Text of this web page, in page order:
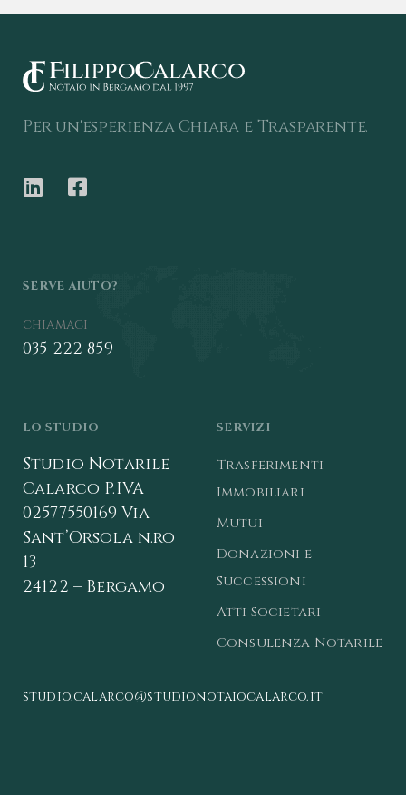
Per un'esperienza Chiara e Trasparente.
SERVE AIUTO?
chiamaci
035 222 859
LO STUDIO
Studio Notarile
Calarco P.IVA
02577550169 Via
Sant’Orsola n.ro
13
24122 – Bergamo
SERVIZI
Trasferimenti
Immobiliari
Mutui
Donazioni e
Successioni
Atti Societari
Consulenza Notarile
studio.calarco@studionotaiocalarco.it